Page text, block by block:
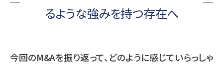
るような強みを持つ存在へ
今回のM&Aを振り返って、どのように感じていらっしゃ